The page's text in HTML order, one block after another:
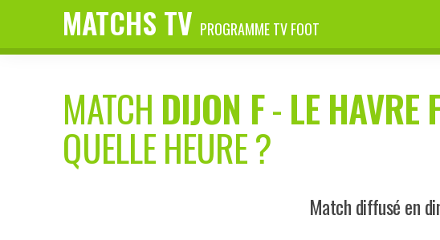
MATCHS TV PROGRAMME TV FOOT
MATCH DIJON F-LE HAVRE
QUELLE HEURE ?
Match diffusé en